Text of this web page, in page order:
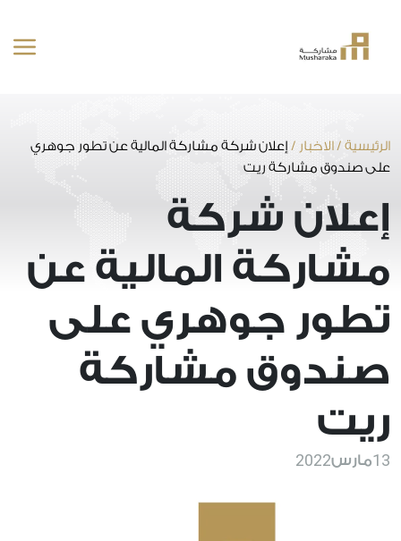
المحتوى
الرئيسية /الاخبار / إعلان شركة مشاركة المالية عن تطور جوهري
على صندوق مشاركة ريت
إعلان شركة
مشاركة المالية عن
تطور جوهري على
صندوق مشاركة
ريت
13مارس2022